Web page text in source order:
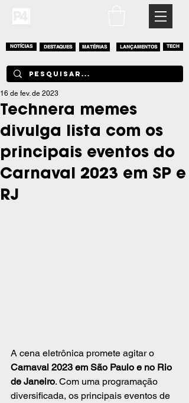
NOTÍCIAS DESTAQUES MATÉRIAS LANÇAMENTOS TECH
Technera memes
divulga lista com os
principais eventos do
Carnaval 2023 em SP e
RJ
16 de fev. de 2023
A cena eletrônica promete agitar o
Carnaval 2023 em São Paulo e no Rio
de Janeiro. Com uma programação
diversificada, os principais eventos de